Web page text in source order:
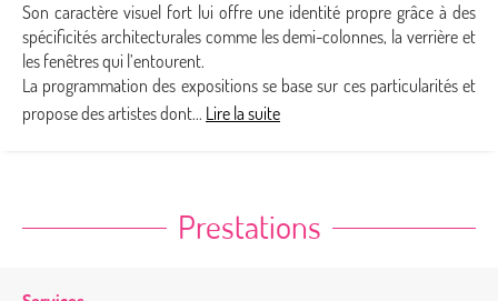
Son caractère visuel fort lui offre une identité propre grâce à des
spécificités architecturales comme les demi-colonnes, la verrière et
les fenêtres qui l’entourent.
La programmation des expositions se base sur ces particularités et
propose des artistes dont... Lire la suite
Prestations